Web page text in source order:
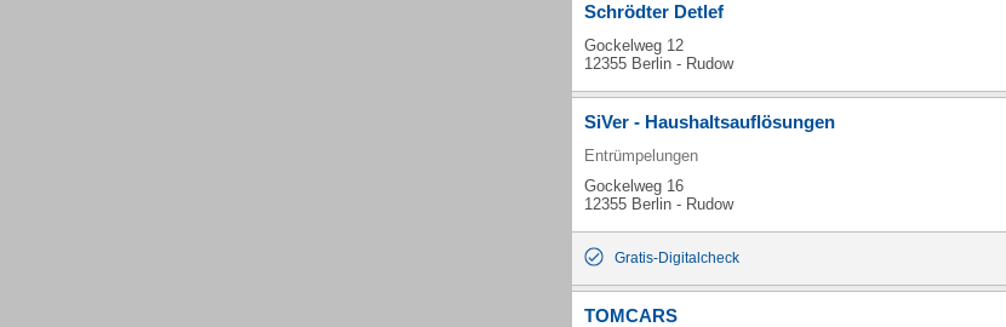
Schrödter Detlef
Gockelweg 12
12355 Berlin - Rudow
SiVer - Haushaltsauflösungen
Entrümpelungen
Gockelweg 16
12355 Berlin - Rudow
Gratis-Digitalcheck
TOMCARS